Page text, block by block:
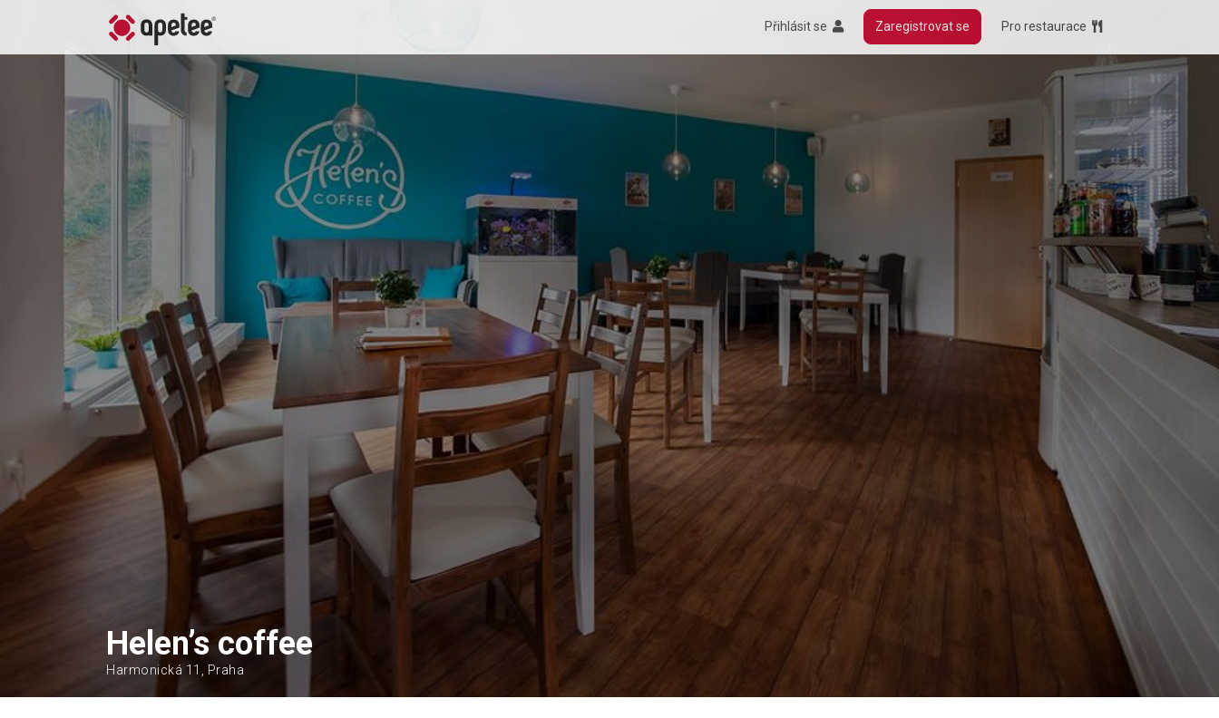
Přihlásit se Zaregistrovat se Pro restaurace
Helen’s coffee
Harmonická 11, Praha